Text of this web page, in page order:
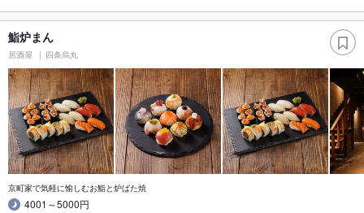
鮨炉まん
居酒屋 四条烏丸
京町家で気軽に愉しむお鮨と炉ばた焼
4001～5000円